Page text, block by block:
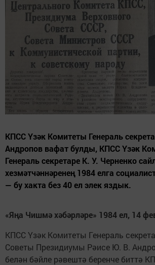
КПСС Үзәк Комитеты Генераль
Андропов вафат булды, КПСС Үзәк
Генераль секретаре К. У. Черненко
хезмәтчәннәренең 1984 елга
— бу хакта без 40 ел элек яздык.
«Яңа Чишмә хәбәрләре» 1984 ел, 14
КПСС Үзәк Комитеты Генераль
Советы Президиумы Рәисе Ю. В.
белән бәйле рәвештә беренче биттә